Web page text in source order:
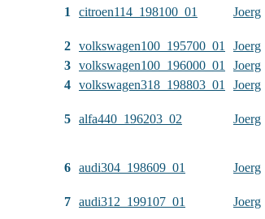
1
citroen114_198100_01 Joerg
2 volkswagen100_195700_01 Joerg
3 volkswagen100_196000_01 Joerg
4 volkswagen318_198803_01 Joerg
5 alfa440_196203_02 Joerg
6 audi304_198609_01 Joerg
7 audi312_199107_01 Joerg